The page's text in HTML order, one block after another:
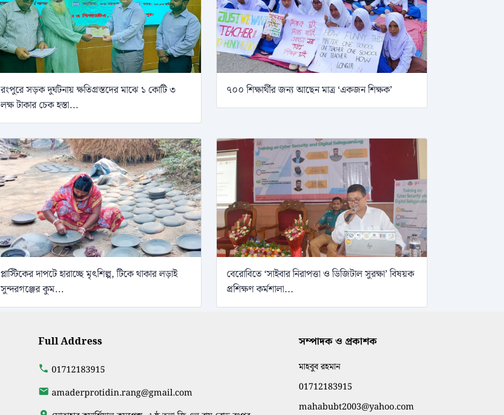
রংপুরে সড়ক দুর্ঘটনায় ক্ষতিগ্রস্তদের মাঝে ১ কোটি ৩
লক্ষ টাকার চেক হস্তা...
৭০০ শিক্ষার্থীর জন্য আছেন মাত্র ‘একজন শিক্ষক’
প্লাস্টিকের দাপটে হারাচ্ছে মৃৎশিল্প, টিকে থাকার লড়াই
সুন্দরগঞ্জের কুম...
বেরোবিতে ‘সাইবার নিরাপত্তা ও ডিজিটাল সুরক্ষা’ বিষয়ক
প্রশিক্ষণ কর্মশালা...
Full Address
01712183915
amaderprotidin.rang@gmail.com
সম্পাদক ও প্রকাশক
মাহবুব রহমান
01712183915
mahabubt2003@yahoo.com